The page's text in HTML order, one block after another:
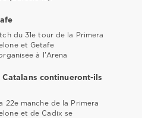
du 31e tour de la Primera
et Getafe
à l'Arena
Catalans continueront-ils
22e manche de la Primera
et de Cadix se